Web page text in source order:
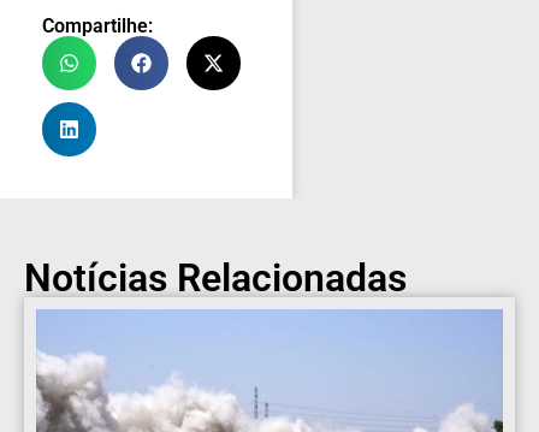
Compartilhe:
Notícias Relacionadas